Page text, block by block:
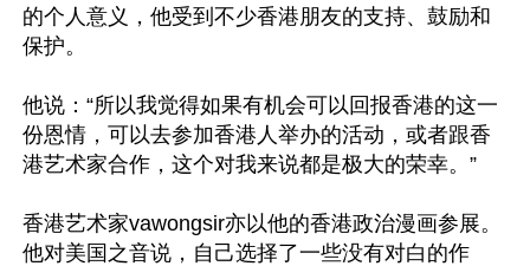
的个人意义，他受到不少香港朋友的支持、鼓励和
保护。
他说：“所以我觉得如果有机会可以回报香港的这一
份恩情，可以去参加香港人举办的活动，或者跟香
港艺术家合作，这个对我来说都是极大的荣幸。”
香港艺术家vawongsir亦以他的香港政治漫画参展。
他对美国之音说，自己选择了一些没有对白的作